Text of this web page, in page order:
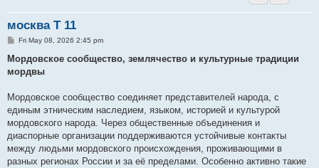
москва Т 11
P
s
Fri May 08, 2026 2:45 pm
Мордовское сообщество, землячество и культурные традиции
мордвы
Мордовское сообщество соединяет представителей народа, с
единым этническим наследием, языком, историей и культурой
мордовского народа. Через общественные объединения и
диаспорные организации поддерживаются устойчивые контакты
между людьми мордовского происхождения, проживающими в
разных регионах России и за её пределами. Особенно активно такие